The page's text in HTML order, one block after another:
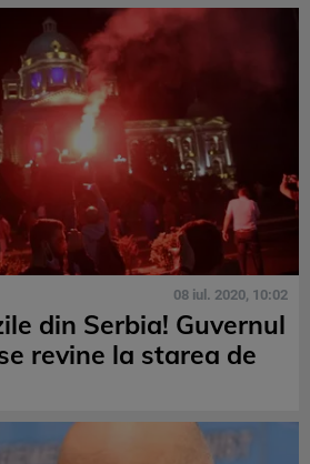
08 iul. 2020, 10:02
din Serbia! Guvernul
revine la starea de